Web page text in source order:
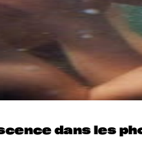
dans les